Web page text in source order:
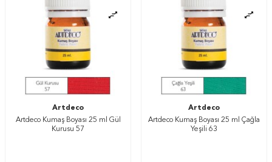
Artdeco
Artdeco Kumaş Boyası 25 ml Gül
Kurusu 57
Artdeco
Artdeco Kumaş Boyası 25 ml Çağla
Yeşili 63